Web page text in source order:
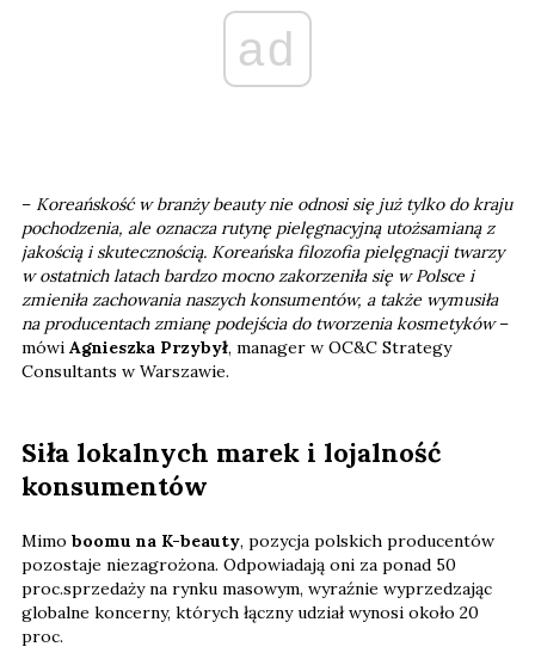
ad
– Koreańskość w branży beauty nie odnosi się już tylko do kraju
pochodzenia, ale oznacza rutynę pielęgnacyjną utożsamianą z
jakością i skutecznością. Koreańska filozofia pielęgnacji twarzy
w ostatnich latach bardzo mocno zakorzeniła się w Polsce i
zmieniła zachowania naszych konsumentów, a także wymusiła
na producentach zmianę podejścia do tworzenia kosmetyków–
mówi Agnieszka Przybył, manager w OC&C Strategy
Consultants w Warszawie.
Siła lokalnych marek i lojalność
konsumentów
Mimo boomu na K-beauty, pozycja polskich producentów
pozostaje niezagrożona. Odpowiadają oni za ponad 50
proc.sprzedaży na rynku masowym, wyraźnie wyprzedzając
globalne koncerny, których łączny udział wynosi około 20
proc.